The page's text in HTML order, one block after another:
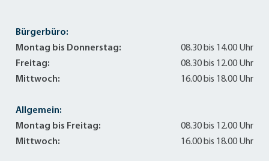
Bürgerbüro:
Montag bis Donnerstag:
08.30 bis 14.00 Uhr
Freitag:
08.30 bis 12.00 Uhr
Mittwoch:
16.00 bis 18.00 Uhr
Allgemein:
Montag bis Freitag:
08.30 bis 12.00 Uhr
Mittwoch:
16.00 bis 18.00 Uhr